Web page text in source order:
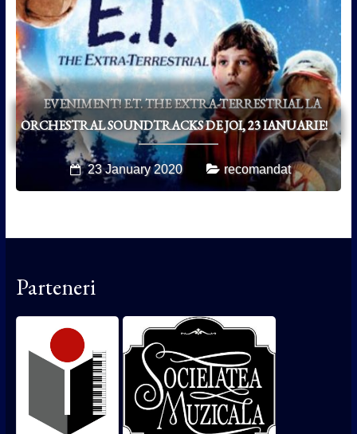
EVENIMENT! E.T. THE EXTRA-TERRESTRIAL LA
ORCHESTRAL SOUNDTRACKS DE JOI, 23 IANUARIE!
23 January 2020 recomandat
Parteneri